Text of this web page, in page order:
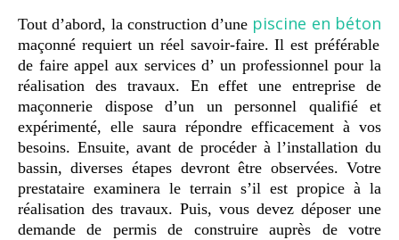
Tout d’abord, la construction d’une piscine en béton
maçonné requiert un réel savoir-faire. Il est préférable
de faire appel aux services d’ un professionnel pour la
réalisation des travaux. En effet uneentreprise de
maçonnerie dispose d’un un personnel qualifié et
expérimenté, elle saura répondre efficacement à vos
besoins. Ensuite, avant de procéder à l’installation du
bassin, diverses étapes devront être observées. Votre
prestataire examinera le terrain s’il est propice à la
réalisation des travaux. Puis, vous devez déposer une
demande de permis de construire auprès de votre